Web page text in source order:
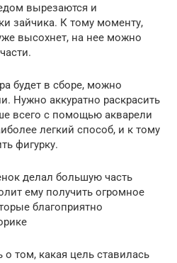
вырезаются и
зайчика. К тому моменту,
высохнет, на нее можно
будет в сборе, можно
Нужно аккуратно раскрасить
всего с помощью акварели
легкий способ, и к тому
фигурку.
делал большую часть
ему получить огромное
благоприятно
том, какая цель ставилась